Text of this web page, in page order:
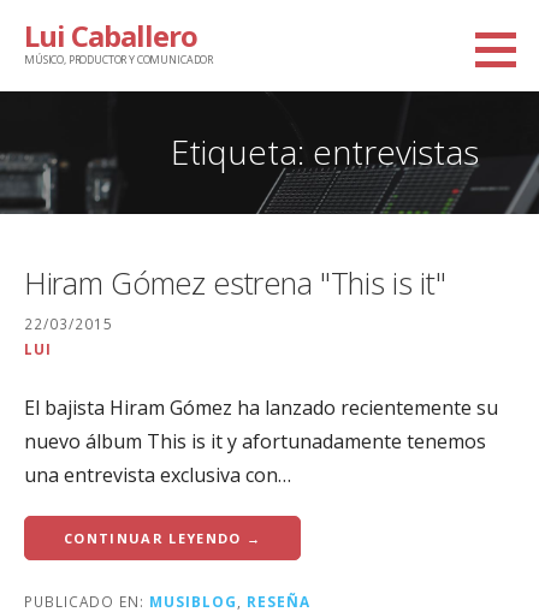
Lui Caballero
MÚSICO, PRODUCTOR Y COMUNICADOR
Etiqueta: entrevistas
Hiram Gómez estrena "This is it"
22/03/2015
LUI
El bajista Hiram Gómez ha lanzado recientemente su
nuevo álbum This is it y afortunadamente tenemos
una entrevista exclusiva con…
CONTINUAR LEYENDO →
PUBLICADO EN: MUSIBLOG
RESEÑA